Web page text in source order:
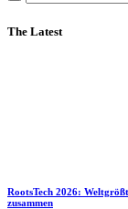
The Latest
RootsTech 2026:
zusammen